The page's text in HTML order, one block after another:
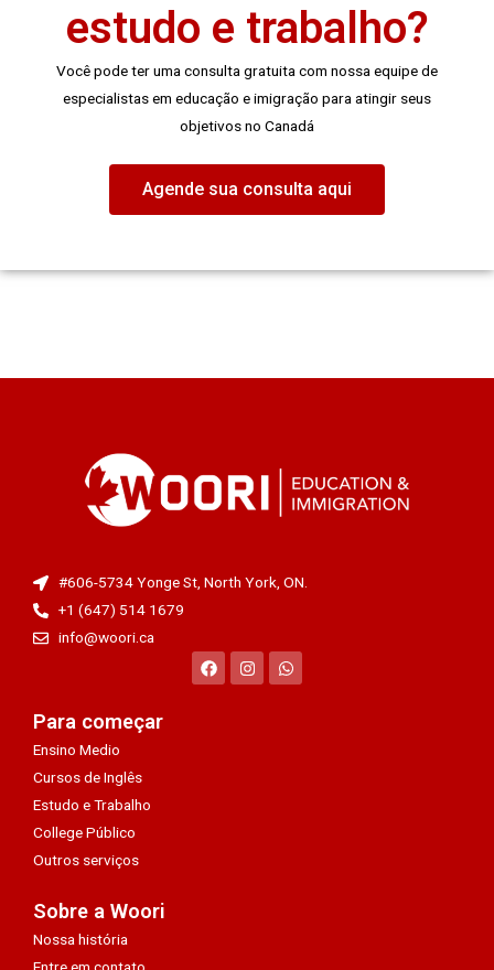
estudo e trabalho?
Você pode ter uma consulta gratuita com nossa equipe de
especialistas em educação e imigração para atingir seus
objetivos no Canadá
Agende sua consulta aqui
#606-5734 Yonge St, North York, ON.
+1 (647) 514 1679
info@woori.ca
Para começar
Ensino Medio
Cursos de Inglês
Estudo e Trabalho
College Público
Outros serviços
Sobre a Woori
Nossa história